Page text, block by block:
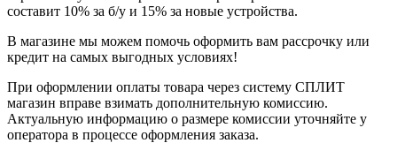
составит 10% за б/у и 15% за новые устройства.
В магазине мы можем помочь оформить вам рассрочку или
кредит на самых выгодных условиях!
При оформлении оплаты товара через систему СПЛИТ
магазин вправе взимать дополнительную комиссию.
Актуальную информацию о размере комиссии уточняйте у
оператора в процессе оформления заказа.